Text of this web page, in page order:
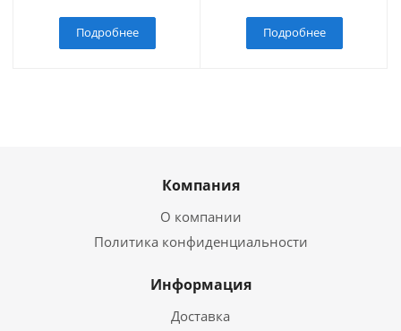
Подробнее Подробнее
Компания
О компании
Политика конфиденциальности
Информация
Доставка